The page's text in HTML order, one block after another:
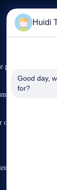
de
8
Huidi
Good day,
for?